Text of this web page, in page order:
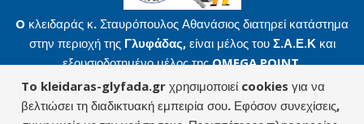
O κλειδαράς κ. Σταυρόπουλος Αθανάσιος διατηρεί κατάστημα
στην περιοχή της Γλυφάδας, είναι μέλος του Σ.Α.Ε.Κκαι
εξουσιοδοτημένο μέλος τηςOMEGA POINT.
Βασιλίσσης Όλγας 3 | 165 61 Γλυφάδα
Όροι Χρήσης|Προσωπικά Δεδομένα|
To kleidaras-glyfada.gr χρησιμοποιεί cookies για να
βελτιώσει τη διαδικτυακή εμπειρία σου. Εφόσον συνεχίσεις,